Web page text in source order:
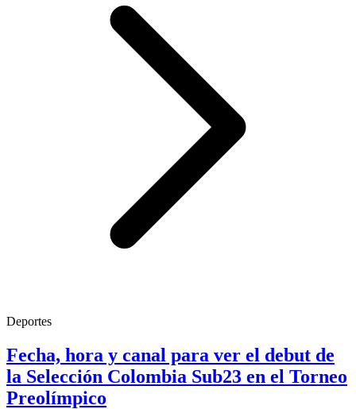
Deportes
Fecha, hora y canal para ver el debut de
la Selección Colombia Sub23 en el Torneo
Preolímpico